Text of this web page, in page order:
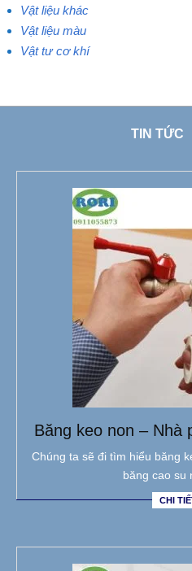
Vật liệu khác
Vật liệu màu
Vật tư cơ khí
TIN TỨC
Băng keo non – Nhà
Chúng ta sẽ đi tìm hiểu băng
băng cao su
CHI